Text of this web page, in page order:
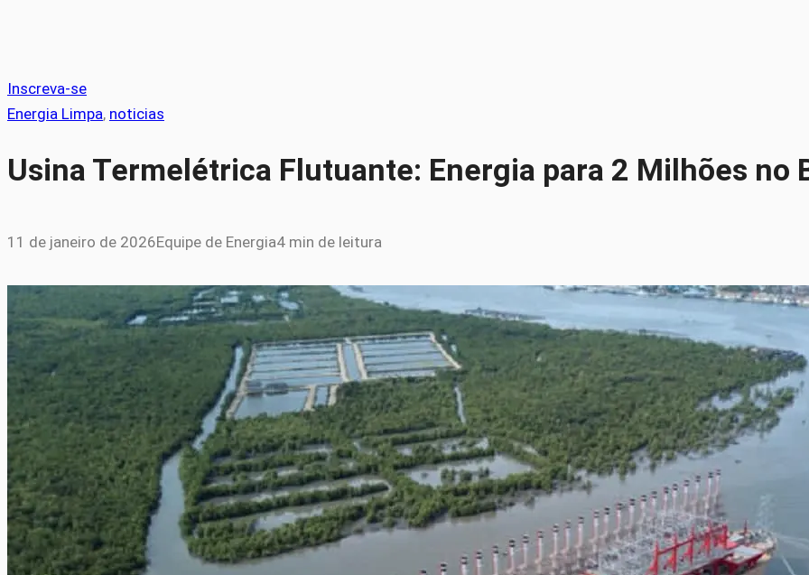
Inscreva-se
Energia Limpa, noticias
Usina Termelétrica Flutuante: Energia para 2 Milhões no
11 de janeiro de 2026Equipe de Energia4 min de leitura